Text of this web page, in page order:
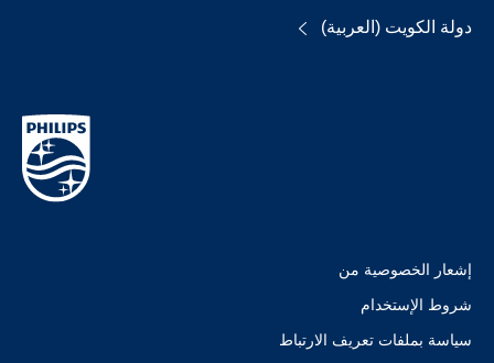
دولة الكويت (العربية)
إشعار الخصوصية من
شروط الإستخدام
سياسة بملفات تعريف الارتباط